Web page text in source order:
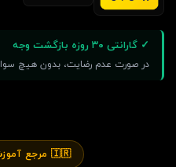
✓ گارانتی ۳۰ روزه بازگشت وجه
در صورت عدم رضایت، بدون هیچ
🇮🇷 مرجع آموزش دی‌جی فارسی